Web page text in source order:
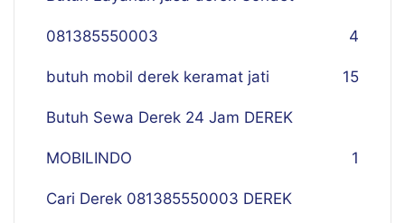
081385550003 4
butuh mobil derek keramat jati 15
Butuh Sewa Derek 24 Jam DEREK
MOBILINDO 1
Cari Derek 081385550003 DEREK